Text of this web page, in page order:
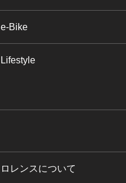
e-Bike
Lifestyle
ロレンスについて